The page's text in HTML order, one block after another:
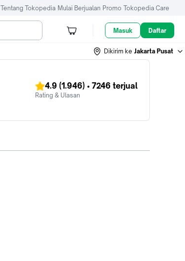
Tentang Tokopedia Mulai Berjualan Promo Tokopedia Care
Masuk Daftar
Dikirim ke Jakarta Pusat
4.9 (1.946) • 7246 terjual
Rating & Ulasan